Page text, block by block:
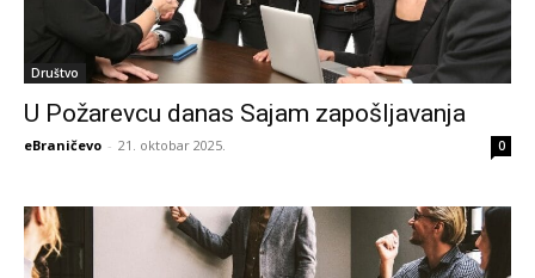
Društvo
U Požarevcu danas Sajam zapošljavanja
eBraničevo - 21. oktobar 2025. 0